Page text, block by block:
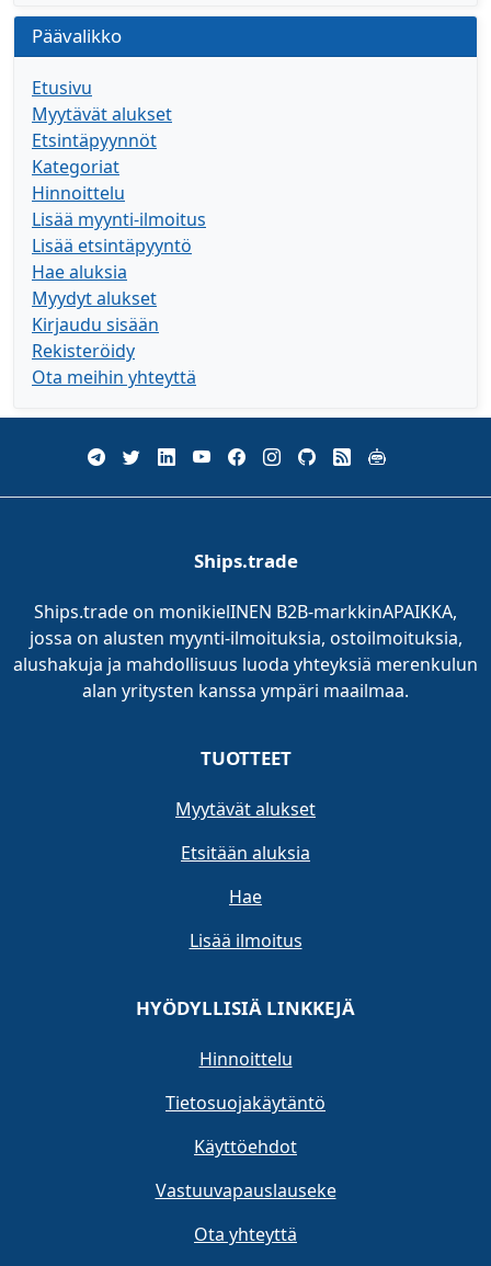
Päävalikko
Etusivu
Myytävät alukset
Etsintäpyynnöt
Kategoriat
Hinnoittelu
Lisää myynti-ilmoitus
Lisää etsintäpyyntö
Hae aluksia
Myydyt alukset
Kirjaudu sisään
Rekisteröidy
Ota meihin yhteyttä
Ships.trade
Ships.trade on monikielINEN B2B-markkinAPAIKKA,
jossa on alusten myynti-ilmoituksia, ostoilmoituksia,
alushakuja ja mahdollisuus luoda yhteyksiä merenkulun
alan yritysten kanssa ympäri maailmaa.
TUOTTEET
Myytävät alukset
Etsitään aluksia
Hae
Lisää ilmoitus
HYÖDYLLISIÄ LINKKEJÄ
Hinnoittelu
Tietosuojakäytäntö
Käyttöehdot
Vastuuvapauslauseke
Ota yhteyttä